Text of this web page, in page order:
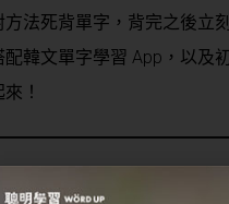
法死背單字，背完之後立
韓文單字學習 App，以及
！